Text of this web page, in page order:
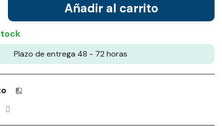
Añadir al carrito
Plazo de entrega 48 - 72 horas
Productos incluidos en tu lista de comparación: 0 / 4